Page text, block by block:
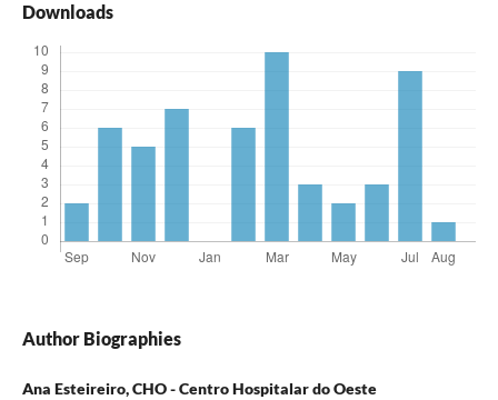
Downloads
Author Biographies
Ana Esteireiro,CHO - Centro Hospitalar do Oeste